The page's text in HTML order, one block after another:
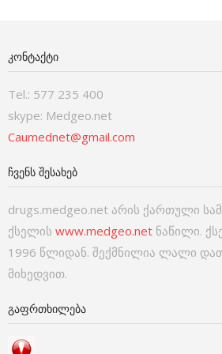
ᲙᲝᲜᲢᲐᲥᲢᲘ
Tel.: 577 235 400
skype: Medgeo.net
Caumednet@gmail.com
ᲩᲕᲔᲜᲡ ᲨᲔᲡᲐᲮᲔᲑ
drugs.medgeo.net არის ქართული
ქსელის www.medgeo.net ნაწილი.
1996 წლიდან. შექმნილია ლალი
მიხედვით.
ᲒᲐᲤᲠᲗᲮᲘᲚᲔᲑᲐ